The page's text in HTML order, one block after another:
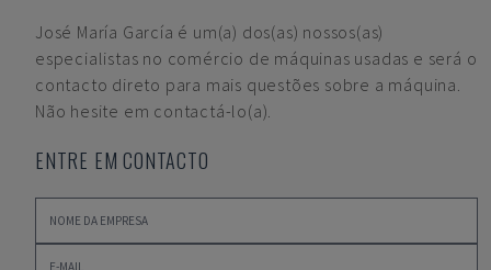
José María García é um(a) dos(as) nossos(as)
especialistas no comércio de máquinas usadas e será o
contacto direto para mais questões sobre a máquina.
Não hesite em contactá-lo(a).
ENTRE EM CONTACTO